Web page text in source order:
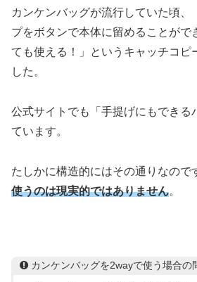
カンケンバッグが流行していた頃、
プをボタンで本体に留めることがで
ても使える！」というキャッチコピ
した。
公式サイトでも「手提げにもできる
ています。
たしかに構造的にはその通りなので
使うのは現実的ではありません。
カンケンバッグを2wayで使う場合